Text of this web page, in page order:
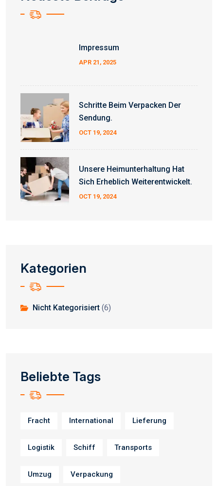
Impressum
APR 21, 2025
Schritte Beim Verpacken Der
Sendung.
OCT 19, 2024
Unsere Heimunterhaltung Hat
Sich Erheblich Weiterentwickelt.
OCT 19, 2024
Kategorien
Nicht Kategorisiert (6)
Beliebte Tags
Fracht International Lieferung
Logistik Schiff Transports
Umzug Verpackung